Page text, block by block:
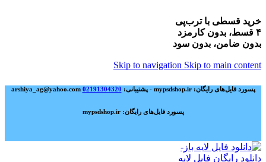
خرید قسطی با ترب‌پی
۴ قسط، بدون کارمزد
بدون ضامن، بدون سود
Skip to navigation Skip to main content
پسورد فایل‌های رایگان: mypsdshop.ir - پشتیبانی: arshiya_ag@yahoo.com 02191304320
پسورد فایل‌های رایگان: mypsdshop.ir